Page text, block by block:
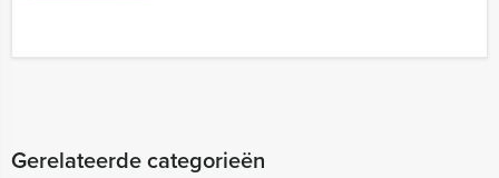
Gerelateerde categorieën